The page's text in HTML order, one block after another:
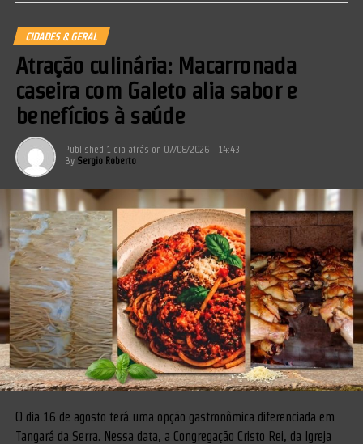
CIDADES & GERAL
Atração culinária: Macarronada
caseira com Galeto alia sabor e
benefícios à saúde
Published 1 dia atrás on 07/08/2026 - 14:43
By Sergio Roberto
O dia 16 de agosto terá uma opção gastronômica diferenciada em
Tangará da Serra. Nessa data, a Congregação Cristo Rei, da Igreja